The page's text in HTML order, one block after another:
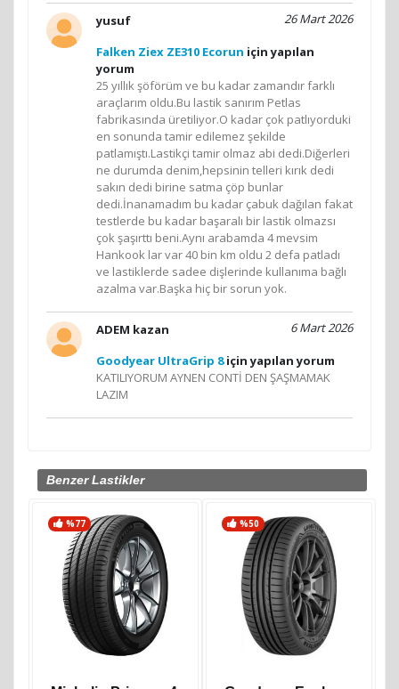
26 Mart 2026
yusuf
Falken Ziex ZE310 Ecorun için yapılan
yorum
25 yıllık şöförüm ve bu kadar zamandır farklı
araçlarım oldu.Bu lastik sanırım Petlas
fabrikasında üretiliyor.O kadar çok patlıyorduki
en sonunda tamir edilemez şekilde
patlamıştı.Lastikçi tamir olmaz abi dedi.Diğerleri
ne durumda denim,hepsinin telleri kırık dedi
sakın dedi birine satma çöp bunlar
dedi.İnanamadım bu kadar çabuk dağılan fakat
testlerde bu kadar başaralı bir lastik olmazsı
çok şaşırttı beni.Aynı arabamda 4 mevsim
Hankook lar var 40 bin km oldu 2 defa patladı
ve lastiklerde sadee dişlerinde kullanıma bağlı
azalma var.Başka hiç bir sorun yok.
6 Mart 2026
ADEM kazan
Goodyear UltraGrip 8için yapılan yorum
KATILIYORUM AYNEN CONTİ DEN ŞAŞMAMAK
LAZIM
Benzer Lastikler
%77 %50